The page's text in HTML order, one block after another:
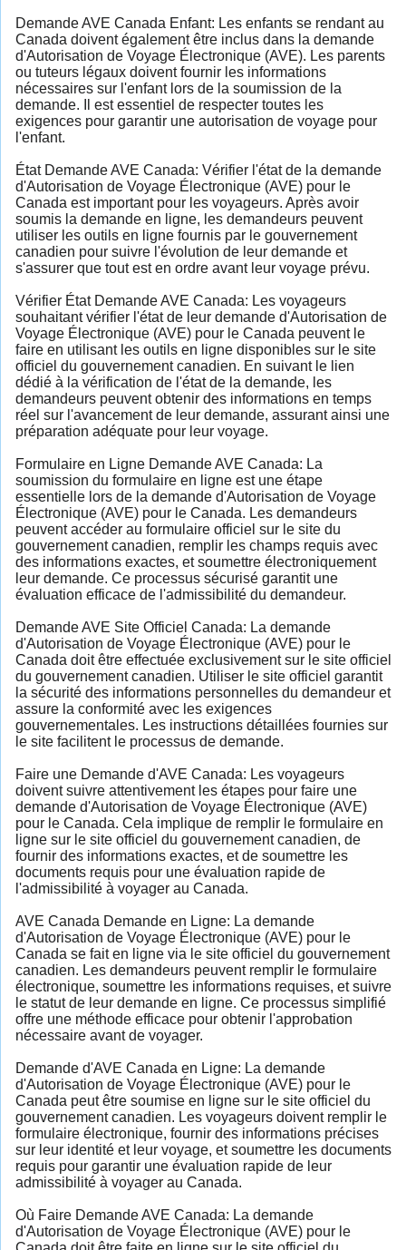
Demande AVE Canada Enfant: Les enfants se rendant au
Canada doivent également être inclus dans la demande
d'Autorisation de Voyage Électronique (AVE). Les parents
ou tuteurs légaux doivent fournir les informations
nécessaires sur l'enfant lors de la soumission de la
demande. Il est essentiel de respecter toutes les
exigences pour garantir une autorisation de voyage pour
l'enfant.
État Demande AVE Canada: Vérifier l'état de la demande
d'Autorisation de Voyage Électronique (AVE) pour le
Canada est important pour les voyageurs. Après avoir
soumis la demande en ligne, les demandeurs peuvent
utiliser les outils en ligne fournis par le gouvernement
canadien pour suivre l'évolution de leur demande et
s'assurer que tout est en ordre avant leur voyage prévu.
Vérifier État Demande AVE Canada: Les voyageurs
souhaitant vérifier l'état de leur demande d'Autorisation de
Voyage Électronique (AVE) pour le Canada peuvent le
faire en utilisant les outils en ligne disponibles sur le site
officiel du gouvernement canadien. En suivant le lien
dédié à la vérification de l'état de la demande, les
demandeurs peuvent obtenir des informations en temps
réel sur l'avancement de leur demande, assurant ainsi une
préparation adéquate pour leur voyage.
Formulaire en Ligne Demande AVE Canada: La
soumission du formulaire en ligne est une étape
essentielle lors de la demande d'Autorisation de Voyage
Électronique (AVE) pour le Canada. Les demandeurs
peuvent accéder au formulaire officiel sur le site du
gouvernement canadien, remplir les champs requis avec
des informations exactes, et soumettre électroniquement
leur demande. Ce processus sécurisé garantit une
évaluation efficace de l'admissibilité du demandeur.
Demande AVE Site Officiel Canada: La demande
d'Autorisation de Voyage Électronique (AVE) pour le
Canada doit être effectuée exclusivement sur le site officiel
du gouvernement canadien. Utiliser le site officiel garantit
la sécurité des informations personnelles du demandeur et
assure la conformité avec les exigences
gouvernementales. Les instructions détaillées fournies sur
le site facilitent le processus de demande.
Faire une Demande d'AVE Canada: Les voyageurs
doivent suivre attentivement les étapes pour faire une
demande d'Autorisation de Voyage Électronique (AVE)
pour le Canada. Cela implique de remplir le formulaire en
ligne sur le site officiel du gouvernement canadien, de
fournir des informations exactes, et de soumettre les
documents requis pour une évaluation rapide de
l'admissibilité à voyager au Canada.
AVE Canada Demande en Ligne: La demande
d'Autorisation de Voyage Électronique (AVE) pour le
Canada se fait en ligne via le site officiel du gouvernement
canadien. Les demandeurs peuvent remplir le formulaire
électronique, soumettre les informations requises, et suivre
le statut de leur demande en ligne. Ce processus simplifié
offre une méthode efficace pour obtenir l'approbation
nécessaire avant de voyager.
Demande d'AVE Canada en Ligne: La demande
d'Autorisation de Voyage Électronique (AVE) pour le
Canada peut être soumise en ligne sur le site officiel du
gouvernement canadien. Les voyageurs doivent remplir le
formulaire électronique, fournir des informations précises
sur leur identité et leur voyage, et soumettre les documents
requis pour garantir une évaluation rapide de leur
admissibilité à voyager au Canada.
Où Faire Demande AVE Canada: La demande
d'Autorisation de Voyage Électronique (AVE) pour le